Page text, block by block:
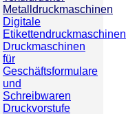
Metalldruckmaschinen
Digitale
Etikettendruckmaschinen
Druckmaschinen
für
Geschäftsformulare
und
Schreibwaren
Druckvorstufe